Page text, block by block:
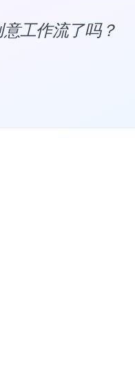
工作流了吗？